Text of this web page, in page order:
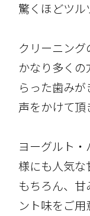
驚くほどツル
クリーニン
かなり多く
らった歯み
声をかけて
ヨーグルト
様にも人気
もちろん、
ント味をご用